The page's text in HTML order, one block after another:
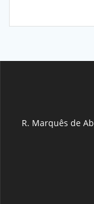
R. Marquês de